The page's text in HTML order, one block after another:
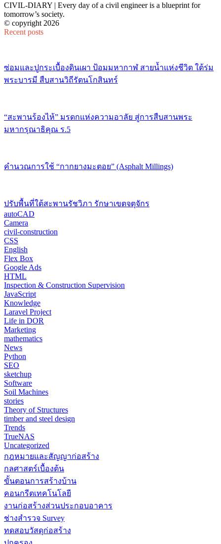
CIVIL-DIARY | Every day of a civil engineer is a blueprint for
tomorrow’s society.
© copyright 2026
Recent posts
ซ่อมและปูกระเบื้องดินเผา ป้อมมหากาฬ สายน้ำแห่งชีวิต ใต้ร่ม
พระบารมี สืบสานวิถีรัตนโกสินทร์
“สะพานร้องไห้” มรดกแห่งความอาลัย สู่การสืบสานพระ
มหากรุณาธิคุณ ร.5
คำนวณการใช้ “กากยางมะตอย” (Asphalt Millings)
ปรับพื้นที่ใต้สะพานรัชวิภา รักษาเขตจตุจักร
autoCAD
Camera
civil-construction
CSS
English
Flex Box
Google Ads
HTML
Inspection & Construction Supervision
JavaScript
Knowledge
Laravel Project
Life in DOR
Marketing
mathematics
News
Python
SEO
sketchup
Software
Soil Machines
stories
Theory of Structures
timber and steel design
Trends
TrueNAS
Uncategorized
กฎหมายและสัญญาก่อสร้าง
กลศาสตร์เบื้องต้น
ขั้นตอนการสร้างบ้าน
คอนกรีตเทคโนโลยี
งานก่อสร้างส่วนประกอบอาคาร
ช่างสำรวจ Survey
ทดสอบวัสดุก่อสร้าง